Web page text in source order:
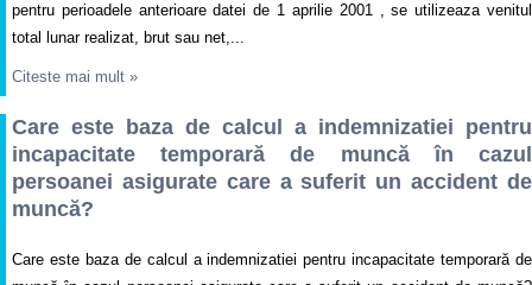
pentru perioadele anterioare datei de 1 aprilie 2001 , se utilizeaza venitul
total lunar realizat, brut sau net,...
Citeste mai mult »
Care este baza de calcul a indemnizatiei pentru
incapacitate temporară de muncă în cazul
persoanei asigurate care a suferit un accident de
muncă?
Care este baza de calcul a indemnizatiei pentru incapacitate temporară de